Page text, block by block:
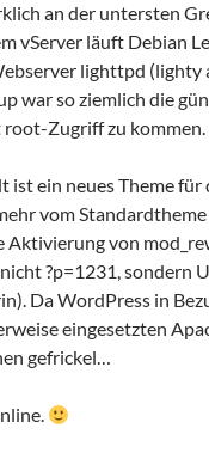
an der untersten
vServer läuft Debian
lighttpd (lighty
war so ziemlich die
root-Zugriff zu kommen.
ist ein neues Theme
vom
Aktivierung von
?p=1231, sondern
Da WordPress in
eingesetzten
gefrickel…